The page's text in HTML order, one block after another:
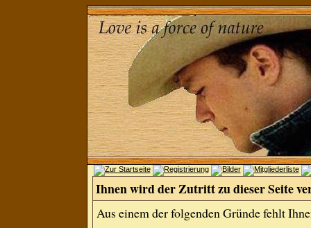
Ihnen wird der Zutritt zu dieser Seite
Aus einem der folgenden Gründe fehlt